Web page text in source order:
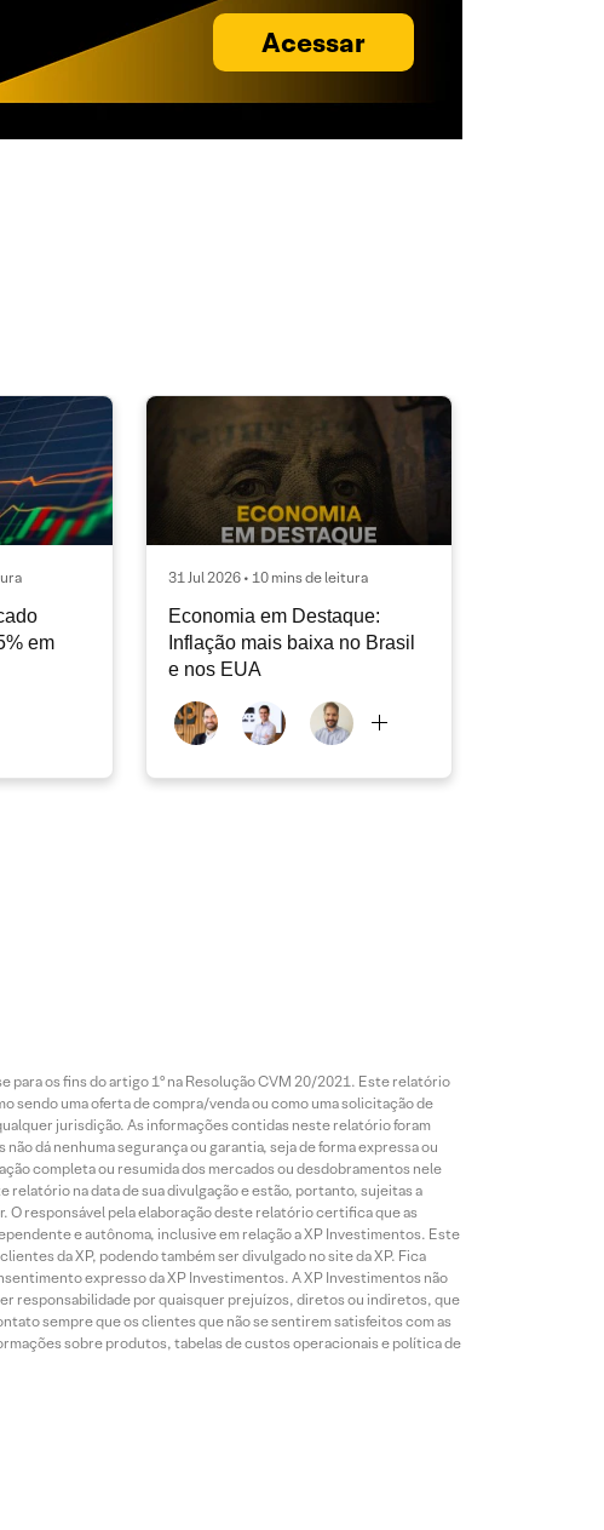
Acessar
em
31 Jul 2026 • 10 mins de leitura
Economia em Destaque:
Inflação mais baixa no Brasil
e nos EUA
para os fins do artigo 1º na Resolução CVM 20/2021. Este relatório
uma oferta de compra/venda ou como uma solicitação de
jurisdição. As informações contidas neste relatório foram
dá nenhuma segurança ou garantia, seja de forma expressa ou
completa ou resumida dos mercados ou desdobramentos nele
na data de sua divulgação e estão, portanto, sujeitas a
O responsável pela elaboração deste relatório certifica que as
e autônoma, inclusive em relação a XP Investimentos. Este
da XP, podendo também ser divulgado no site da XP. Fica
expresso da XP Investimentos. A XP Investimentos não
responsabilidade por quaisquer prejuízos, diretos ou indiretos, que
sempre que os clientes que não se sentirem satisfeitos com as
sobre produtos, tabelas de custos operacionais e política de